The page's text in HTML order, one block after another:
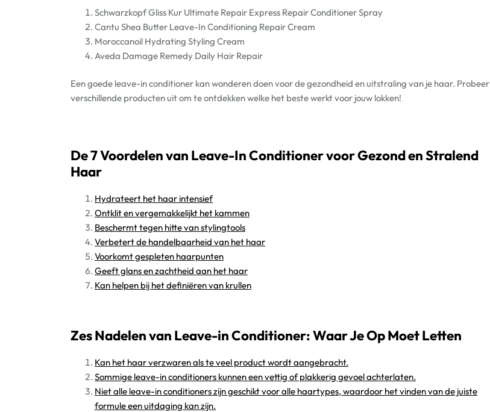
Schwarzkopf Gliss Kur Ultimate Repair Express Repair Conditioner Spray
Cantu Shea Butter Leave-In Conditioning Repair Cream
Moroccanoil Hydrating Styling Cream
Aveda Damage Remedy Daily Hair Repair
Een goede leave-in conditioner kan wonderen doen voor de gezondheid en uitstraling van je haar. Probeer
verschillende producten uit om te ontdekken welke het beste werkt voor jouw lokken!
De 7 Voordelen van Leave-In Conditioner voor Gezond en Stralend
Haar
Hydrateert het haar intensief
Ontklit en vergemakkelijkt het kammen
Beschermt tegen hitte van stylingtools
Verbetert de handelbaarheid van het haar
Voorkomt gespleten haarpunten
Geeft glans en zachtheid aan het haar
Kan helpen bij het definiëren van krullen
Zes Nadelen van Leave-in Conditioner: Waar Je Op Moet Letten
Kan het haar verzwaren als te veel product wordt aangebracht.
Sommige leave-in conditioners kunnen een vettig of plakkerig gevoel achterlaten.
Niet alle leave-in conditioners zijn geschikt voor alle haartypes, waardoor het vinden van de juiste
formule een uitdaging kan zijn.